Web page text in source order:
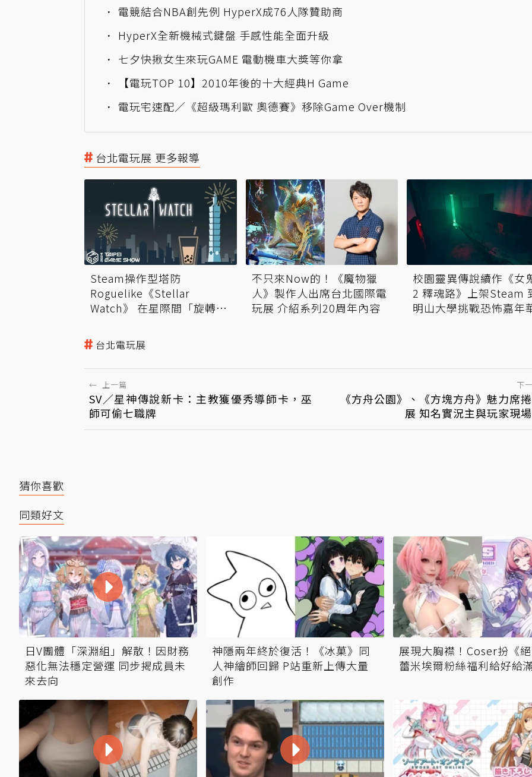
電競結合NBA創先例 HyperX成76人隊贊助商
HyperX全新機械式鍵盤 手感性能全面升級
七夕快揪女生來玩GAME 電動機車大獎等你拿
【電玩TOP 10】2010年後的十大經典H Game
電玩宅速配／《超級瑪利歐 奧德賽》移除Game Over機制
台北電玩展 更多報導
Steam操作型塔防
Roguelike《Stellar
Watch》 在星際間「旋轉」
不只來Now的！《魔物獵
人》製作人出席台北國際電
玩展 介紹系列20周年內容
校園靈異傳說續作《女
2 釋魂路》上架Steam
明山大學挑戰恐怖嘉年
台北電玩展
← 上一篇
SV／星神傳說新卡：主教獲優秀導師卡，巫
師可偷七職牌
下
《方舟公園》、《方塊方舟》魅力席
展 知名實況主與玩家現
猜你喜歡
同類好文
日V團體「深淵組」解散！因財務
惡化無法穩定營運 同步揭成員未
來去向
神隱兩年終於復活！《冰菓》同
人神繪師回歸 P站重新上傳大量
創作
展現大胸襟！Coser扮《絕
蕾米埃爾粉絲福利給好給